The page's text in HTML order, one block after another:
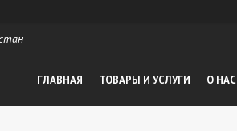
ГЛАВНАЯ ТОВАРЫ И УСЛУГИ О НАС